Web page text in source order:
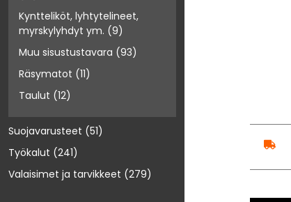
Kyntteliköt, lyhtytelineet,
myrskylyhdyt ym. (9)
Muu sisustustavara (93)
Räsymatot (11)
Taulut (12)
Suojavarusteet (51)
Työkalut (241)
Valaisimet ja tarvikkeet (279)